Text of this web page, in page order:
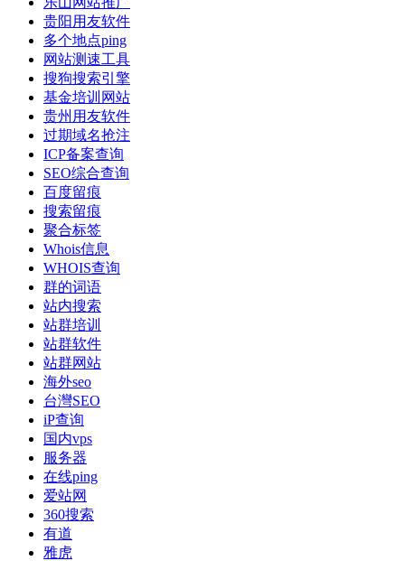
贵阳用友软件
多个地点ping
网站测速工具
搜狗搜索引擎
基金培训网站
贵州用友软件
过期域名抢注
ICP备案查询
SEO综合查询
百度留痕
搜索留痕
聚合标签
Whois信息
WHOIS查询
群的词语
站内搜索
站群培训
站群软件
站群网站
海外seo
台灣SEO
iP查询
国内vps
服务器
在线ping
爱站网
360搜索
有道
雅虎